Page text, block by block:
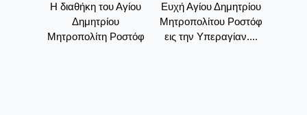
Η διαθήκη του Αγίου
Δημητρίου
Μητροπολίτη Ροστόφ
Ευχή Αγίου Δημητρίου
Μητροπολίτου Ροστόφ
εις την Υπεραγίαν....